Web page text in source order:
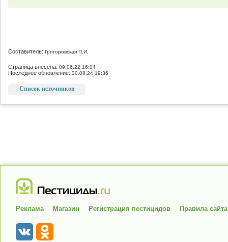
Составитель: Григоровская П.И.
Страница внесена: 09.06.22 16:04
Последнее обновление: 30.08.24 19:36
Список источников
Реклама Магазин Регистрация пестицидов Правила сайта